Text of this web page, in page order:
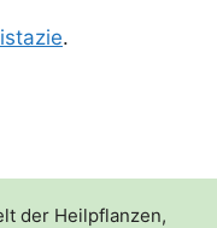
.
der Heilpflanzen,